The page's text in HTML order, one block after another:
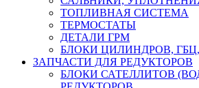
ТОПЛИВНАЯ СИСТЕМА
ТЕРМОСТАТЫ
ДЕТАЛИ ГРМ
БЛОКИ ЦИЛИНДРОВ,
ЗАПЧАСТИ ДЛЯ РЕДУКТОРОВ
БЛОКИ САТЕЛЛИТОВ